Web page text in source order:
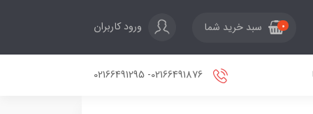
0 سبد خرید شما ورود کاربران